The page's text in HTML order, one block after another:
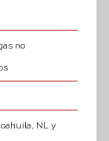
no
NL y